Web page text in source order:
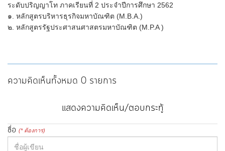
ระดับปริญญาโท ภาคเรียนที่ 2 ประจำปีการศึกษา 2562
๑. หลักสูตรบริหารธุรกิจมหาบัณฑิต (M.B.A.)
๒. หลักสูตรรัฐประศาสนศาสตรมหาบัณฑิต (M.P.A )
ความคิดเห็นทั้งหมด 0 รายการ
แสดงความคิดเห็น/ตอบกระทู้
ชื่อ (* ต้องการ)